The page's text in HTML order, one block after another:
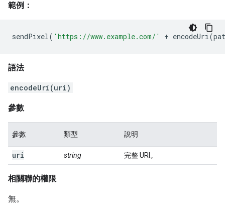
範例：
sendPixel( 'https://www.example.com/' + encodeUri(
語法
encodeUri(uri)
參數
參數 類型 說明
uri string 完整 URI。
相關聯的權限
無。